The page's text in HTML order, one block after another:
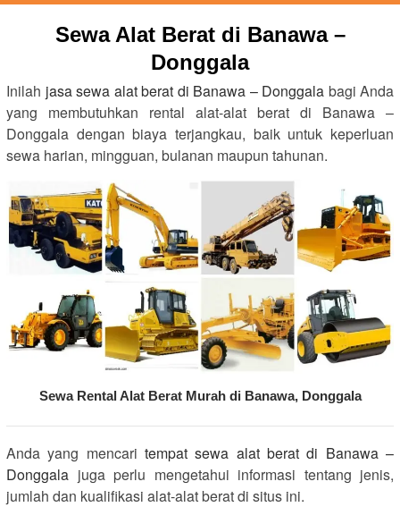
Sewa Alat Berat di Banawa –
Donggala
Inilah jasa sewa alat berat di Banawa – Donggala bagi Anda
yang membutuhkan rental alat-alat berat di Banawa –
Donggala dengan biaya terjangkau, baik untuk keperluan
sewa harian, mingguan, bulanan maupun tahunan.
Sewa Rental Alat Berat Murah di Banawa, Donggala
Anda yang mencari tempat sewa alat berat di Banawa –
Donggala juga perlu mengetahui informasi tentang jenis,
jumlah dan kualifikasi alat-alat berat di situs ini.